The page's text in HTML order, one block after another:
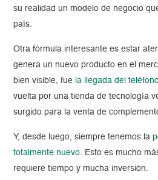
su realidad un modelo de negocio
país.
Otra fórmula interesante es estar
genera un nuevo producto en el
bien visible, fue la llegada del
vuelta por una tienda de tecnología
surgido para la venta de
Y, desde luego, siempre tenemos la
totalmente nuevo. Esto es mucho
requiere tiempo y mucha inversión.